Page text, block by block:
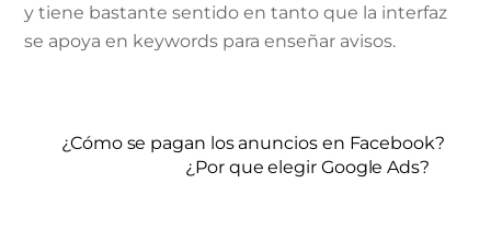
y tiene bastante sentido en tanto que la interfaz
se apoya en keywords para enseñar avisos.
¿Cómo se pagan los anuncios en Facebook?
¿Por que elegir Google Ads?